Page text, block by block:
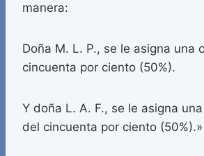
manera:
Doña M. L. P., se le asigna una
cincuenta por ciento (50%).
Y doña L. A. F., se le asigna
del cincuenta por ciento (50%).»